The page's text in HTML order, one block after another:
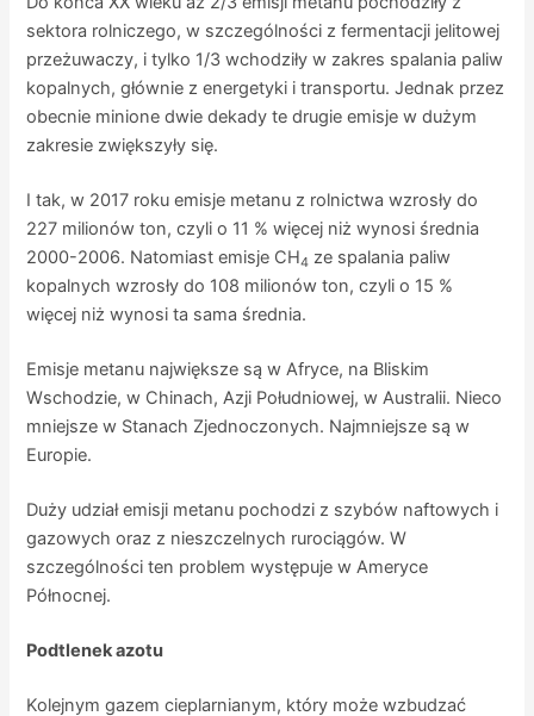
sektora rolniczego, w szczególności z fermentacji jelitowej
przeżuwaczy, i tylko 1/3 wchodziły w zakres spalania paliw
kopalnych, głównie z energetyki i transportu. Jednak przez
obecnie minione dwie dekady te drugie emisje w dużym
zakresie zwiększyły się.
I tak, w 2017 roku emisje metanu z rolnictwa wzrosły do
227 milionów ton, czyli o 11 % więcej niż wynosi średnia
2000-2006. Natomiast emisje CH4 ze spalania paliw
kopalnych wzrosły do 108 milionów ton, czyli o 15 %
więcej niż wynosi ta sama średnia.
Emisje metanu największe są w Afryce, na Bliskim
Wschodzie, w Chinach, Azji Południowej, w Australii. Nieco
mniejsze w Stanach Zjednoczonych. Najmniejsze są w
Europie.
Duży udział emisji metanu pochodzi z szybów naftowych i
gazowych oraz z nieszczelnych rurociągów. W
szczególności ten problem występuje w Ameryce
Północnej.
Podtlenek azotu
Kolejnym gazem cieplarnianym, który może wzbudzać